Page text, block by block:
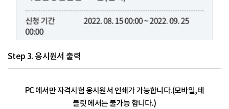
Step 3. 응시원서 출력
PC 에서만 자격시험 응시원서 인쇄가 가능합니다.(모바일,테
블릿 에서는 불가능 합니다.)